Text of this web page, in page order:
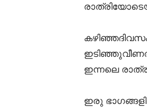
ഇന്നലെ
ഇരു